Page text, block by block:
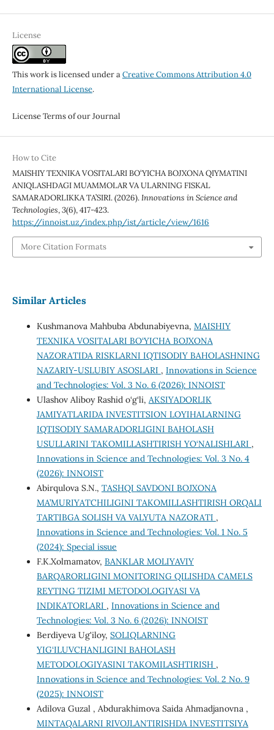
License
This work is licensed under aCreative Commons Attribution 4.0
International License.
License Terms of our Journal
How to Cite
MAISHIY TEXNIKA VOSITALARI BO‘YICHA BOJXONA QIYMATINI
ANIQLASHDAGI MUAMMOLAR VA ULARNING FISKAL
SAMARADORLIKKA TA’SIRI. (2026).Innovations in Science and
Technologies,3(6), 417-423.
https://innoist.uz/index.php/ist/article/view/1616
More Citation Formats
Similar Articles
Kushmanova Mahbuba Abdunabiyevna, MAISHIY
TEXNIKA VOSITALARI BO‘YICHA BOJXONA
NAZORATIDA RISKLARNI IQTISODIY BAHOLASHNING
NAZARIY-USLUBIY ASOSLARI , Innovations in Science
and Technologies: Vol. 3 No. 6 (2026): INNOIST
Ulashov Aliboy Rashid o‘g‘li, AKSIYADORLIK
JAMIYATLARIDA INVESTITSION LOYIHALARNING
IQTISODIY SAMARADORLIGINI BAHOLASH
USULLARINI TAKOMILLASHTIRISH YO‘NALISHLARI ,
Innovations in Science and Technologies: Vol. 3 No. 4
(2026): INNOIST
Abirqulova S.N., TASHQI SAVDONI BOJXONA
MA’MURIYATCHILIGINI TAKOMILLASHTIRISH ORQALI
TARTIBGA SOLISH VA VALYUTA NAZORATI ,
Innovations in Science and Technologies: Vol. 1 No. 5
(2024): Special issue
F.K.Xolmamatov, BANKLAR MOLIYAVIY
BARQARORLIGINI MONITORING QILISHDA CAMELS
REYTING TIZIMI METODOLOGIYASI VA
INDIKATORLARI , Innovations in Science and
Technologies: Vol. 3 No. 6 (2026): INNOIST
Berdiyeva Ug'iloy, SOLIQLARNING
YIG‘ILUVCHANLIGINI BAHOLASH
METODOLOGIYASINI TAKOMILASHTIRISH ,
Innovations in Science and Technologies: Vol. 2 No. 9
(2025): INNOIST
Adilova Guzal , Abdurakhimova Saida Ahmadjanovna ,
MINTAQALARNI RIVOJLANTIRISHDA INVЕSTITSIYA